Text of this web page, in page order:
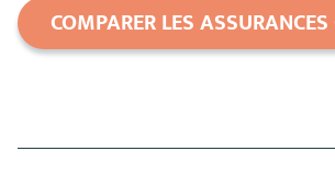
COMPARER LES